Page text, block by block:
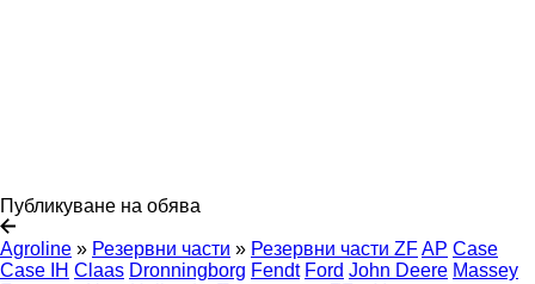
Публикуване на обява
Agroline » Резервни части » Резервни части ZFAP Case
Case IH Claas Dronningborg Fendt Ford John Deere Massey